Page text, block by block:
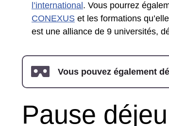
l’international . Vous pourrez
CONEXUS et les formations
est une alliance de 9 universités,
Vous pouvez également
Pause